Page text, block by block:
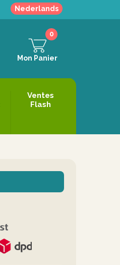
Nederlands
Mon Panier
0
Ventes
Flash